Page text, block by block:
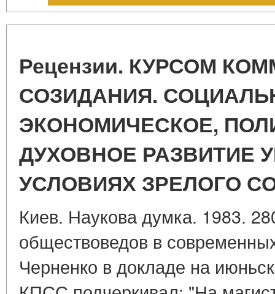
Рецензии. КУРСОМ
СОЗИДАНИЯ.
ЭКОНОМИЧЕСКОЕ,
ДУХОВНОЕ РАЗВИТИЕ
УСЛОВИЯХ ЗРЕЛОГО
Киев. Наукова думка. 1983.
обществоведов в
Черненко в докладе на